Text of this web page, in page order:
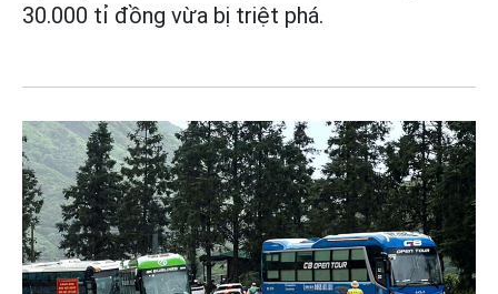
30.000 tỉ đồng vừa bị triệt phá.